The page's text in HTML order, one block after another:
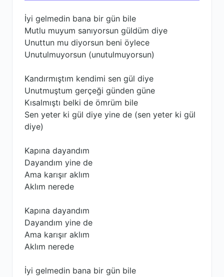
İyi gelmedin bana bir gün bile
Mutlu muyum sanıyorsun güldüm diye
Unuttun mu diyorsun beni öylece
Unutulmuyorsun (unutulmuyorsun)
Kandırmıştım kendimi sen gül diye
Unutmuştum gerçeği günden güne
Kısalmıştı belki de ömrüm bile
Sen yeter ki gül diye yine de (sen yeter ki gül
diye)
Kapına dayandım
Dayandım yine de
Ama karışır aklım
Aklım nerede
Kapına dayandım
Dayandım yine de
Ama karışır aklım
Aklım nerede
İyi gelmedin bana bir gün bile